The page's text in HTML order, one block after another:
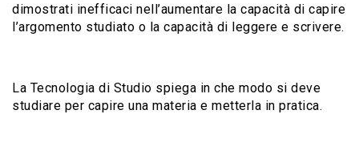
dimostrati inefficaci nell’aumentare la capacità di capire
l’argomento studiato o la capacità di leggere e scrivere.
La Tecnologia di Studio spiega in che modo si deve
studiare per capire una materia e metterla in pratica.